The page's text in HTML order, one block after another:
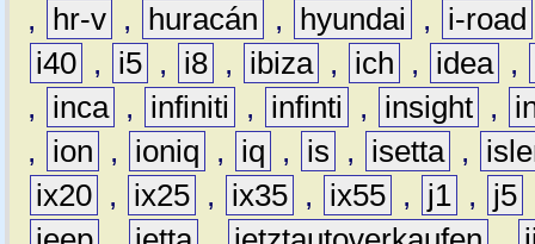
,
hr-v , huracán , hyundai ,
i-road
i40 , i5 , i8 , ibiza , ich , idea ,
,
inca , infiniti , infinti , insight ,
,
ion , ioniq , iq , is , isetta ,
ix20 , ix25 , ix35 , ix55 , j1 , j5